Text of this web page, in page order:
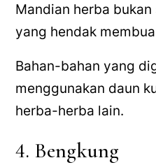
Mandian herba
yang hendak
Bahan-bahan yang
menggunakan daun
herba-herba lain.
4. Bengkung